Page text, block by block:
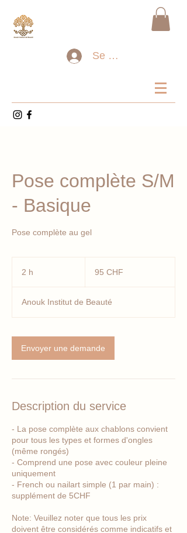
Se connecter
Pose complète S/M
- Basique
Pose complète au gel
2 h
suisses95 CHF
Anouk Institut de Beauté
Envoyer une demande
Description du service
- La pose complète aux chablons convient
pour tous les types et formes d'ongles
(même rongés)
- Comprend une pose avec couleur pleine
uniquement
- French ou nailart simple (1 par main) :
supplément de 5CHF
Note: Veuillez noter que tous les prix
doivent être considérés comme indicatifs et